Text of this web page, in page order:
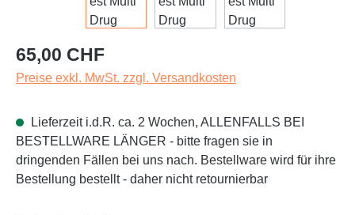
Regulärer Preis:
65,00 CHF
Preise exkl. MwSt. zzgl. Versandkosten
Lieferzeit i.d.R. ca. 2 Wochen, ALLENFALLS BEI
BESTELLWARE LÄNGER - bitte fragen sie in
dringenden Fällen bei uns nach. Bestellware wird für ihre
Bestellung bestellt - daher nicht retournierbar